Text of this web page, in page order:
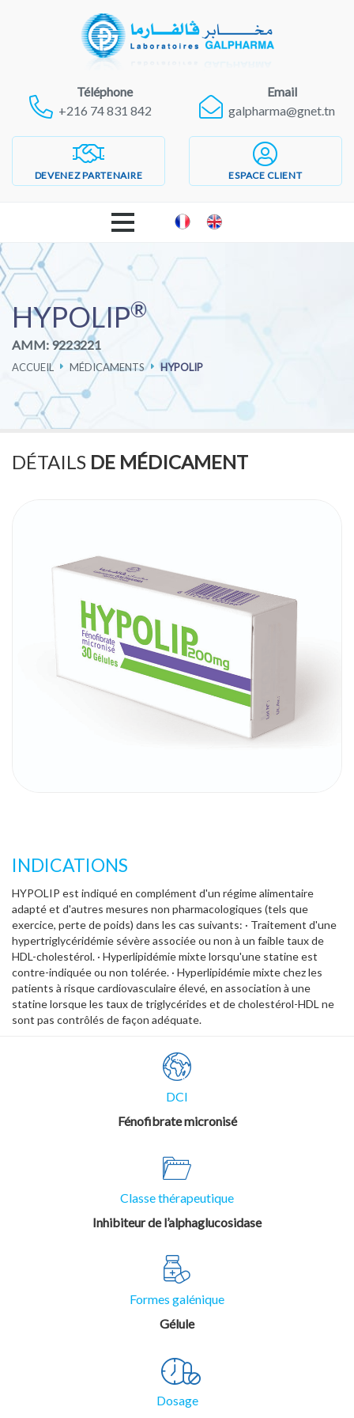
Téléphone
+216 74 831 842
Email
galpharma@gnet.tn
DEVENEZ PARTENAIRE ESPACE CLIENT
ACCUEIL
LABORATOIRES GALPHARMA
PRODUITS
PHARMACOVIGILANCE
HYPOLIP®
AMM: 9223221
ACCUEIL MÉDICAMENTS HYPOLIP
DÉTAILS DE MÉDICAMENT
INDICATIONS
HYPOLIP est indiqué en complément d'un régime alimentaire
adapté et d'autres mesures non pharmacologiques (tels que
exercice, perte de poids) dans les cas suivants: · Traitement d'une
hypertriglycéridémie sévère associée ou non à un faible taux de
HDL-cholestérol. · Hyperlipidémie mixte lorsqu'une statine est
contre-indiquée ou non tolérée. · Hyperlipidémie mixte chez les
patients à risque cardiovasculaire élevé, en association à une
statine lorsque les taux de triglycérides et de cholestérol-HDL ne
sont pas contrôlés de façon adéquate.
DCI
Fénofibrate micronisé
Classe thérapeutique
Inhibiteur de l’alphaglucosidase
Formes galénique
Gélule
Dosage